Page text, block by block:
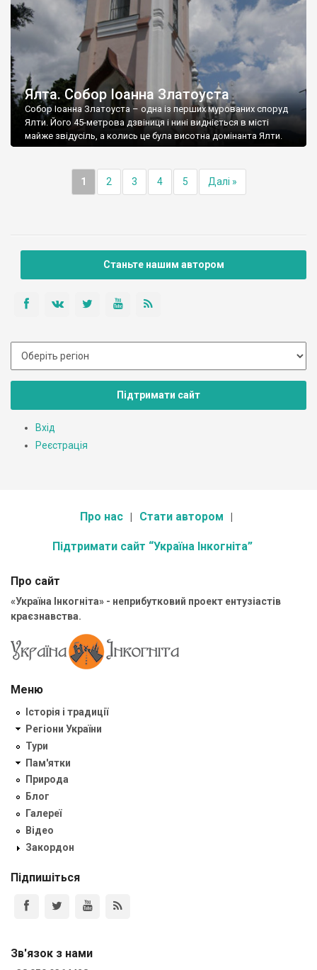
Ялта. Собор Іоанна Златоуста
Собор Іоанна Златоуста – одна із перших мурованих споруд
Ялти. Його 45-метрова дзвіниця і нині видніється в місті
майже звідусіль, а колись це була висотна домінанта Ялти.
1 2 3 4 5 Далі »
Станьте нашим автором
Підтримати сайт
Вхід
Реєстрація
Про нас Стати автором
Підтримати сайт “Україна Інкогніта”
Про сайт
«Україна Інкогніта» - неприбутковий проект ентузіастів
краєзнавства.
Меню
Історія і традиції
Регіони України
Тури
Пам'ятки
Природа
Блог
Галереї
Відео
Закордон
Підпишіться
Зв'язок з нами